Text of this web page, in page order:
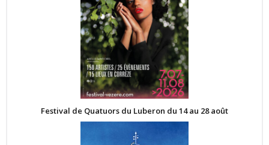
Festival de Quatuors du Luberon du 14 au 28 août